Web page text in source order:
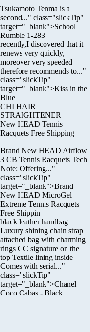
Tsukamoto Tenma is a
second..." class="slickTip"
target="_blank">School
Rumble 1-283
recently,I discovered that it
renews very quickly,
moreover very speeded
therefore recommends to..."
class="slickTip"
target="_blank">Kiss in the
Blue
CHI HAIR
STRAIGHTENER
New HEAD Tennis
Racquets Free Shipping
Brand New HEAD Airflow
3 CB Tennis Racquets Tech
Note: Offering..."
class="slickTip"
target="_blank">Brand
New HEAD MicroGel
Extreme Tennis Racquets
Free Shippin
black leather handbag
Luxury shining chain strap
attached bag with charming
rings CC signature on the
top Textile lining inside
Comes with serial..."
class="slickTip"
target="_blank">Chanel
Coco Cabas - Black